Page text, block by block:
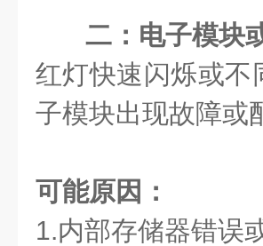
二：电子模块
红灯快速闪烁或不
子模块出现故障或
可能原因：
1.内部存储器错误